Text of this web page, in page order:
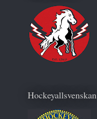
Hockeyallsvenskan